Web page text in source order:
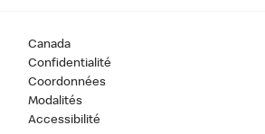
Canada
Confidentialité
Coordonnées
Modalités
Accessibilité